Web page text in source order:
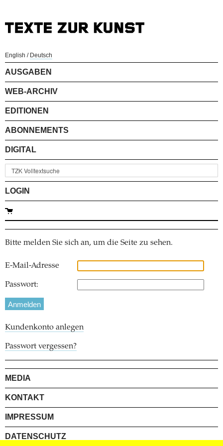
English / Deutsch
AUSGABEN
WEB-ARCHIV
EDITIONEN
ABONNEMENTS
DIGITAL
LOGIN
Bitte melden Sie sich an, um die Seite zu sehen.
E-Mail-Adresse
Passwort:
Kundenkonto anlegen
Passwort vergessen?
MEDIA
KONTAKT
IMPRESSUM
DATENSCHUTZ